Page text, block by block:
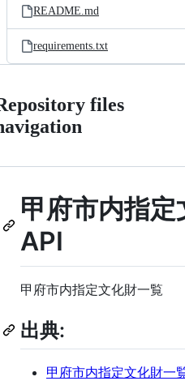
README.md
requirements.txt
files
甲府市内指
API
甲府市内指定文化財一覧
出典:
甲府市内指定文化財一